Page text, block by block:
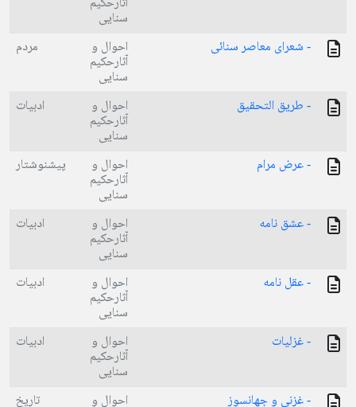
سنایی
- شعرای معاصر سنائی احوال و
آثارحکیم
سنایی
مردم
- طریق التحقیق احوال و
آثارحکیم
سنایی
ادبیات
- عرض مرام احوال و
آثارحکیم
سنایی
پیشنوشتار
- عشق نامه احوال و
آثارحکیم
سنایی
ادبیات
- عقل نامه احوال و
آثارحکیم
سنایی
ادبیات
- غزلیات احوال و
آثارحکیم
سنایی
ادبیات
- غزنی و جهانسوز احوال و تاریخ